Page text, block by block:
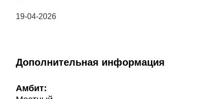
19-04-2026
Дополнительная информация
Амбит: